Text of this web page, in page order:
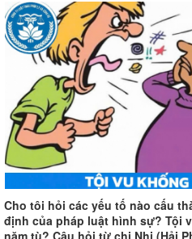
Cho tôi hỏi các yếu tố nào cấu
định của pháp luật hình sự? Tội